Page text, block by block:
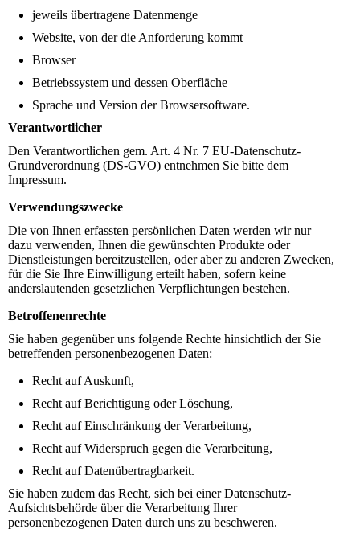
jeweils übertragene Datenmenge
Website, von der die Anforderung kommt
Browser
Betriebssystem und dessen Oberfläche
Sprache und Version der Browsersoftware.
Verantwortlicher
Den Verantwortlichen gem. Art. 4 Nr. 7 EU-Datenschutz-
Grundverordnung (DS-GVO) entnehmen Sie bitte dem
Impressum.
Verwendungszwecke
Die von Ihnen erfassten persönlichen Daten werden wir nur
dazu verwenden, Ihnen die gewünschten Produkte oder
Dienstleistungen bereitzustellen, oder aber zu anderen Zwecken,
für die Sie Ihre Einwilligung erteilt haben, sofern keine
anderslautenden gesetzlichen Verpflichtungen bestehen.
Betroffenenrechte
Sie haben gegenüber uns folgende Rechte hinsichtlich der Sie
betreffenden personenbezogenen Daten:
Recht auf Auskunft,
Recht auf Berichtigung oder Löschung,
Recht auf Einschränkung der Verarbeitung,
Recht auf Widerspruch gegen die Verarbeitung,
Recht auf Datenübertragbarkeit.
Sie haben zudem das Recht, sich bei einer Datenschutz-
Aufsichtsbehörde über die Verarbeitung Ihrer
personenbezogenen Daten durch uns zu beschweren.